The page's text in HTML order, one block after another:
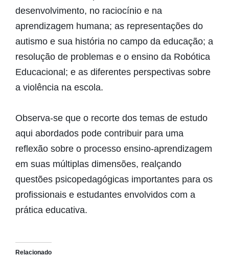
desenvolvimento, no raciocínio e na
aprendizagem humana; as representações do
autismo e sua história no campo da educação; a
resolução de problemas e o ensino da Robótica
Educacional; e as diferentes perspectivas sobre
a violência na escola.
Observa-se que o recorte dos temas de estudo
aqui abordados pode contribuir para uma
reflexão sobre o processo ensino-aprendizagem
em suas múltiplas dimensões, realçando
questões psicopedagógicas importantes para os
profissionais e estudantes envolvidos com a
prática educativa.
Relacionado